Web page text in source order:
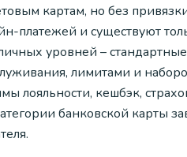
картам, но без
платежей и существуют
уровней –
лимитами и
кешбэк,
банковской карты